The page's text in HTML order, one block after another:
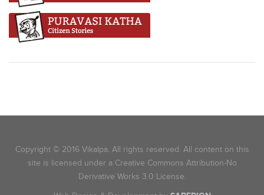
Copyright © 2016 Vikalpa. All rights reserved. All content on this
site is licensed under a Creative Commons Attribution-No
Derivative Works 3.0 License.